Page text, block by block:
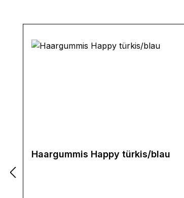
Haargummis Happy türkis/blau